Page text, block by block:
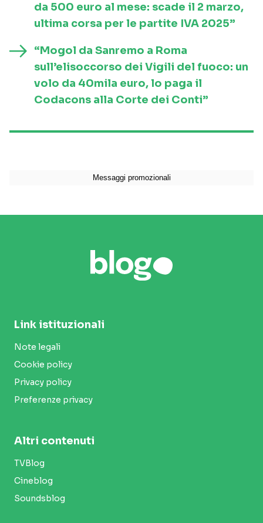
da 500 euro al mese: scade il 2 marzo,
ultima corsa per le partite IVA 2025”
“Mogol da Sanremo a Roma
sull’elisoccorso dei Vigili del fuoco: un
volo da 40mila euro, lo paga il
Codacons alla Corte dei Conti”
Link istituzionali
Note legali
Cookie policy
Privacy policy
Preferenze privacy
Altri contenuti
TVBlog
Cineblog
Soundsblog